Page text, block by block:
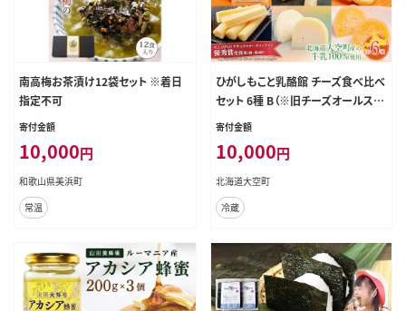
南高梅お茶漬け12袋セット ※着日
指定不可
寄付金額
10,000円
和歌山県美浜町
常温
ひがしもこと乳酪館 チーズ食べ比べ
セット 6種 B（※旧チーズオールスタ
ーズお試しセット） OSA006
寄付金額
10,000円
北海道大空町
冷蔵